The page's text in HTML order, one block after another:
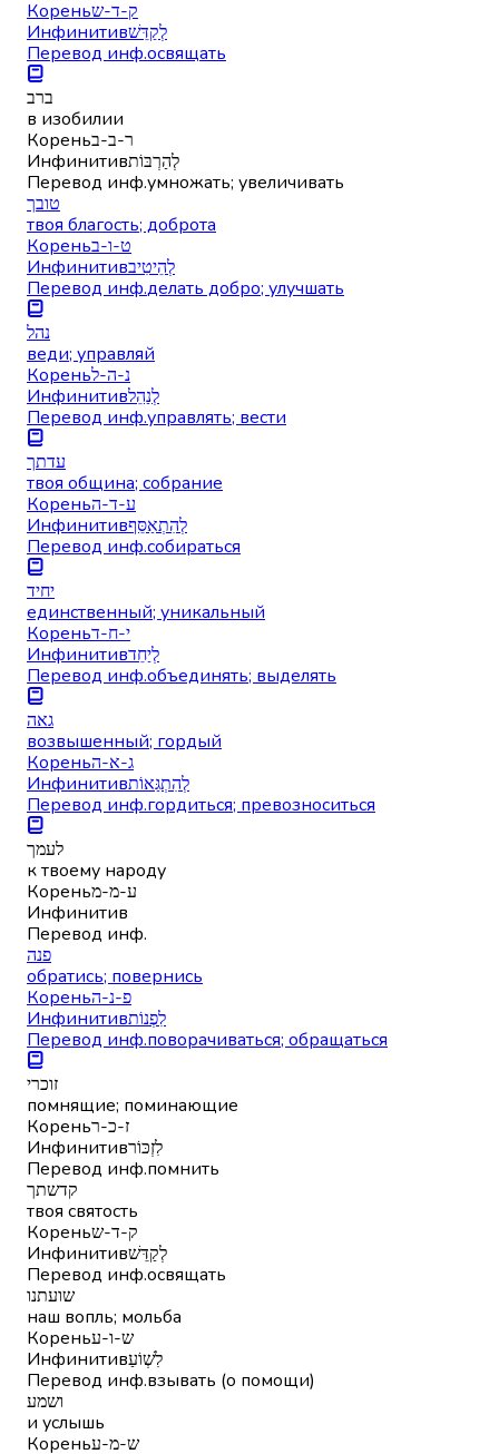
Кореньק-ד-ש
Инфинитивלְקַדֵּשׁ
Перевод инф.освящать
ברב
в изобилии
Кореньר-ב-ב
Инфинитивלְהַרְבּוֹת
Перевод инф.умножать; увеличивать
טובך
твоя благость; доброта
Кореньט-ו-ב
Инфинитивלְהֵיטִיב
Перевод инф.делать добро; улучшать
נהל
веди; управляй
Кореньנ-ה-ל
Инфинитивלְנַהֵל
Перевод инф.управлять; вести
עדתך
твоя община; собрание
Кореньע-ד-ה
Инфинитивלְהִתְאַסֵּף
Перевод инф.собираться
יחיד
единственный; уникальный
Кореньי-ח-ד
Инфинитивלְיַחֵד
Перевод инф.объединять; выделять
גאה
возвышенный; гордый
Кореньג-א-ה
Инфинитивלְהִתְגַּאוֹת
Перевод инф.гордиться; превозноситься
לעמך
к твоему народу
Кореньע-מ-מ
Инфинитив
Перевод инф.
פנה
обратись; повернись
Кореньפ-נ-ה
Инфинитивלִפְנוֹת
Перевод инф.поворачиваться; обращаться
זוכרי
помнящие; поминающие
Кореньז-כ-ר
Инфинитивלִזְכּוֹר
Перевод инф.помнить
קדשתך
твоя святость
Кореньק-ד-ש
Инфинитивלְקַדֵּשׁ
Перевод инф.освящать
שועתנו
наш вопль; мольба
Кореньש-ו-ע
Инфинитивלִשְׁוֹעַ
Перевод инф.взывать (о помощи)
ושמע
и услышь
Кореньש-מ-ע